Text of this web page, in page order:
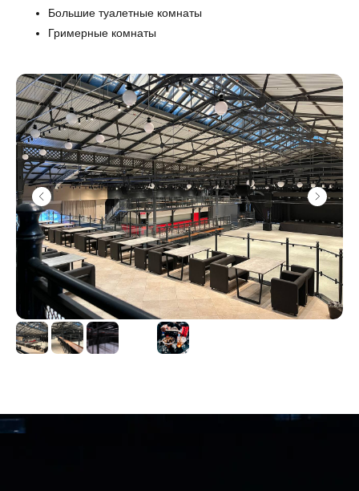
Большие туалетные комнаты
Гримерные комнаты